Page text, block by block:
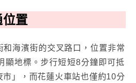
置
和海濱街的交叉路口，位置非常
顯地標。步行短短8分鐘即可抵
」，而花蓮火車站也僅約10分